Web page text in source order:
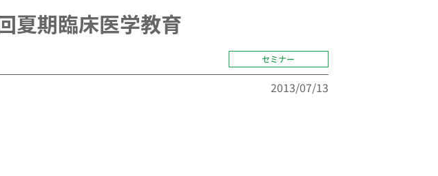
夏期臨床医学教育
セミナー
2013/07/13